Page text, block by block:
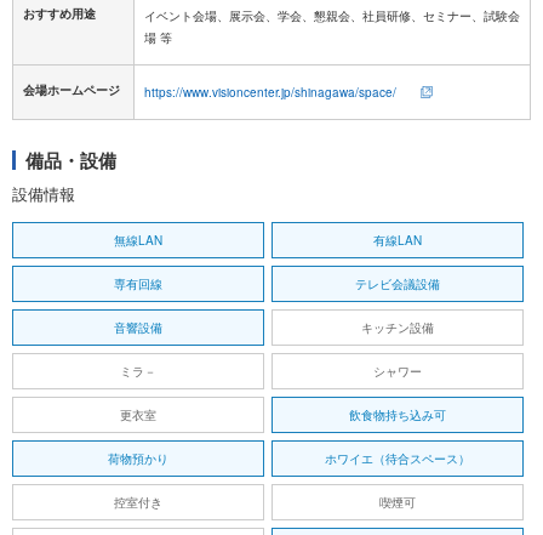
おすすめ用途
イベント会場、展示会、学会、懇親会、社員研修、セミナー、試験会
場 等
会場ホームページ https://www.visioncenter.jp/shinagawa/space/
備品・設備
設備情報
無線LAN 有線LAN
専有回線 テレビ会議設備
音響設備 キッチン設備
ミラ－ シャワー
更衣室 飲食物持ち込み可
荷物預かり ホワイエ（待合スペース）
控室付き 喫煙可